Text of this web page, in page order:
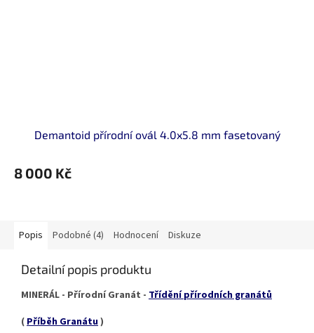
Demantoid přírodní ovál 4.0x5.8 mm fasetovaný
8 000 Kč
Popis Podobné (4) Hodnocení Diskuze
Detailní popis produktu
MINERÁL - Přírodní Granát - Třídění přírodních granátů
(Příběh Granátu)